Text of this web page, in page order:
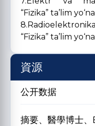
“Fizika” ta’lim
“Fizika” ta’lim
資源
公开数据
摘要、醫學博士